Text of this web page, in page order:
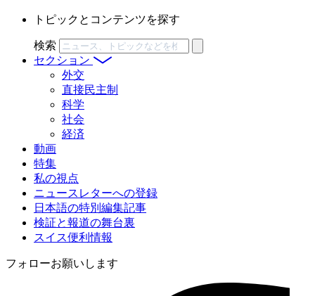
トピックとコンテンツを探す
検索
セクション
外交
直接民主制
科学
社会
経済
動画
特集
私の視点
ニュースレターへの登録
日本語の特別編集記事
検証と報道の舞台裏
スイス便利情報
フォローお願いします